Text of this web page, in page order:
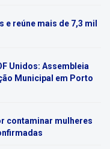
reúne mais de 7,3 mil
Unidos: Assembleia
Municipal em Porto
contaminar mulheres